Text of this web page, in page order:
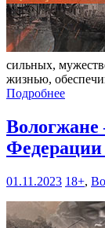
сильных,
жизнью,
Подробнее
Вологжане
Федерации
01.11.2023 18+,